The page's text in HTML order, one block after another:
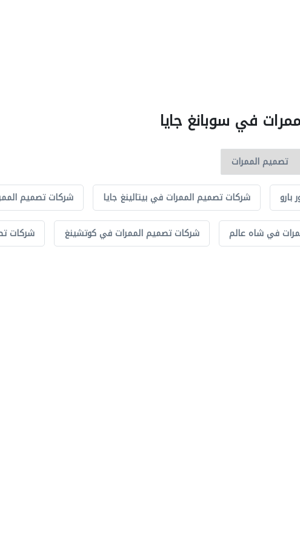
في سوبانغ جايا
شركات تصميم شركات تصميم الممرات في بيتالينغ جايا
شركات شركات تصميم الممرات في كوتشينغ في شاه عالم